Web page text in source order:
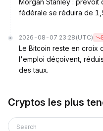
Morgan Stanley : prévoit
fédérale se réduira de
2026-08-07 23:28 (UTC)
Le Bitcoin reste en croix
l'emploi déçoivent,
des taux.
Cryptos les plus
Search